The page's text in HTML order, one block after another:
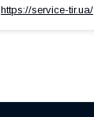
https://service-tir.ua/